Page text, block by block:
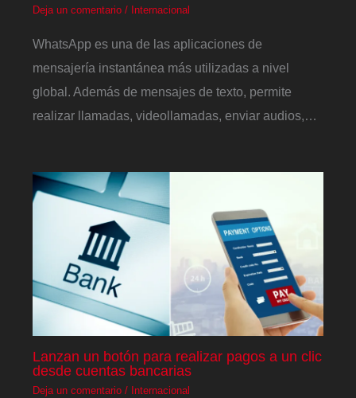
Deja un comentario / Internacional
WhatsApp es una de las aplicaciones de
mensajería instantánea más utilizadas a nivel
global. Además de mensajes de texto, permite
realizar llamadas, videollamadas, enviar audios,…
Lanzan un botón para realizar pagos a un clic
desde cuentas bancarias
Deja un comentario / Internacional